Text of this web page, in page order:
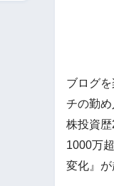
ブログ
チの勤
株投資
1000万
変化』